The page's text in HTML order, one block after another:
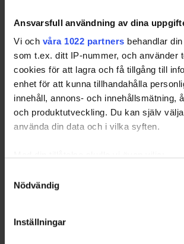
Ansvarsfull användning av dina
Vi och våra 1022 partners behandlar
som t.ex. ditt IP-nummer, och använder
cookies för att lagra och få tillgång till
enhet för att kunna tillhandahålla
innehåll, annons- och innehållsmätning,
och produktutveckling. Du kan själv
använda din data och i vilka syften.
som kan ha en noggrannhet på upp
Ta reda på mer om hur dina personliga
Nödvändig
Inställningar